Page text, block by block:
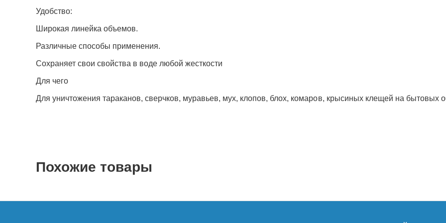
Удобство:
Широкая линейка объемов.
Различные способы применения.
Сохраняет свои свойства в воде любой жесткости
Для чего
Для уничтожения тараканов, сверчков, муравьев, мух, клопов, блох, комаров, крысиных клещей на бытовых
Похожие товары